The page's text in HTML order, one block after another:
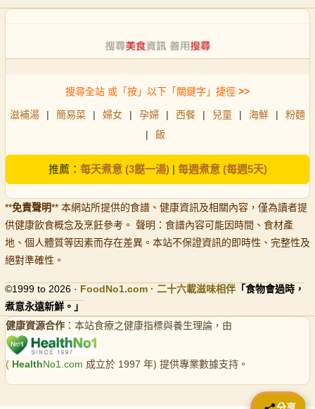
搜尋全站 或「按」以下「關鍵字」捷徑 >>
滋補湯 | 簡易菜 | 婦女 | 孕婦 | 西餐 | 兒童 | 海鮮 |
粉麵
|
飯
推薦： 每天煮意 (3餸一湯)| 每週煮意 (每週5天)
**免責聲明** 本網站所提供的食譜、健康資訊及相關內容，僅為讀者提
供健康飲食概念及烹飪參考。 聲明：食譜內容可能因時間、食材產
地、個人體質等因素而存在差異。本站不保證資訊的即時性、完整性及
絕對準確性。
©1999 to 2026 · FoodNo1.com · 二十六載滋味相伴 「食物會過時，
煮意永遠新鮮。」
健康資源合作 ：本站食療之健康指標與養生理論，由
( HealthNo1.com 成立於 1997 年) 提供專業數據支持。